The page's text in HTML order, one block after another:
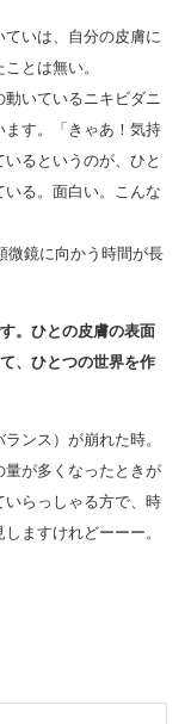
いは、自分の皮膚に
とは無い。
いているニキビダニ
ます。「きゃあ！気持
るというのが、ひと
る。面白い。こんな
微鏡に向かう時間が長
。ひとの皮膚の表面
、ひとつの世界を作
ンス）が崩れた時。
が多くなったときが
らっしゃる方で、時
ますけれどーーー。